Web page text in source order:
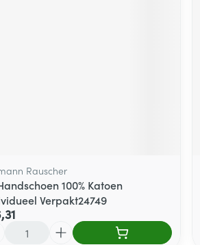
Rauscher
100% Katoen
Verpakt24749